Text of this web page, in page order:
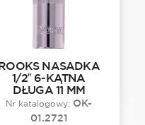
NASADKA
1/2″ 6-KĄTNA
DŁUGA 11 MM
Nr katalogowy: OK-
01.2721